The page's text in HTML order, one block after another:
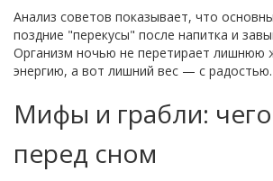
Анализ советов показывает, что
поздние "перекусы" после напитка и
Организм ночью не перетирает лишнюю
энергию, а вот лишний вес — с радостью.
Мифы и грабли: чего
перед сном